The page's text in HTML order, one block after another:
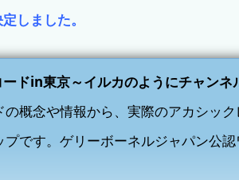
しました。
ドin東京～イルカのようにチャンネ
概念や情報から、実際のアカシック
です。ゲリーボーネルジャパン公